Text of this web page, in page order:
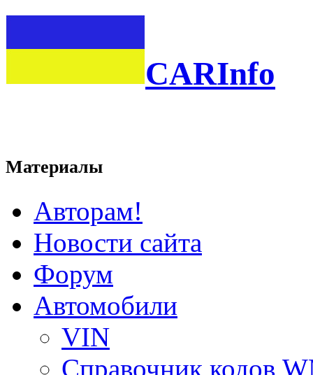
CARInfo
Материалы
Авторам!
Новости сайта
Форум
Автомобили
VIN
Справочник кодов